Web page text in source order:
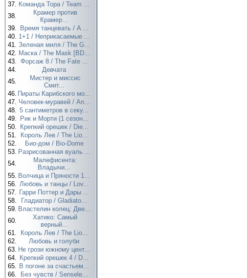
37. Команда Тора / Team ...
38.
Крамер против
Крамер...
39.
Время танцевать / A ...
40. 1+1 / Неприкасаемые ...
41. Зеленая миля / The G...
42. Маска / The Mask [BD...
43. Форсаж 8 / The Fate ...
44.
Девчата
45.
Мистер и миссис
Смит...
46. Пираты Карибского мо...
47. Человек-муравей / An...
48. 5 сантиметров в секу...
49.
Рик и Морти (1 сезон...
50.
Крепкий орешек / Die...
51.
Король Лев / The Lio...
52.
Био-дом / Bio-Dome
53. Разрисованная вуаль ...
54.
Малефисента:
Владычи...
55. Волчица и Пряности 1...
56. Любовь и танцы / Lov...
57. Гарри Поттер и Дары ...
58.
Гладиатор / Gladiato...
59. Властелин колец: Две...
60.
Хатико: Самый
верный...
61.
Король Лев / The Lio...
62.
Любовь и голуби
63. Не грози южному цент...
64. Крепкий орешек 4 / D...
65. В погоне за счастьем...
66.
Без чувств / Sensele...